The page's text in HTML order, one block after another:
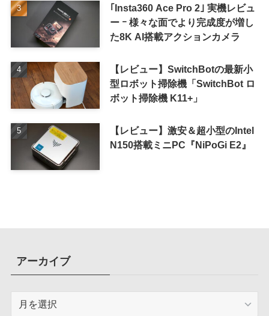
｢Insta360 Ace Pro 2｣ 実機レビュ
ー ｰ 様々な面でより完成度が増し
た8K AI搭載アクションカメラ
【レビュー】SwitchBotの最新小
型ロボット掃除機「SwitchBot ロ
ボット掃除機 K11+」
【レビュー】激安＆超小型のIntel
N150搭載ミニPC『NiPoGi E2』
アーカイブ